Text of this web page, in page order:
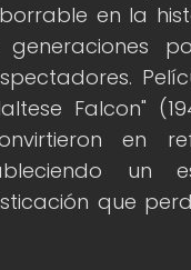
en la
Falcon"
en
un
que